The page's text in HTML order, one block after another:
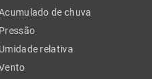
de chuva
Pressão
Umidade relativa